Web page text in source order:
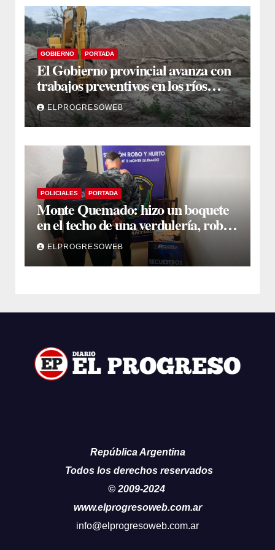
GOBIERNO PORTADA
El Gobierno provincial avanza con
trabajos preventivos en los ríos
Dulce y Salado y en los Bajos
Submeridionales
ELPROGRESOWEB
POLICIALES PORTADA
Monte Quemado: hizo un boquete
en el techo de una verdulería, robó
$800.000 y cayó tras ser filmado
ELPROGRESOWEB
República Argentina
Todos los derechos reservados
© 2009-2024
www.elprogresoweb.com.ar
info@elprogresoweb.com.ar